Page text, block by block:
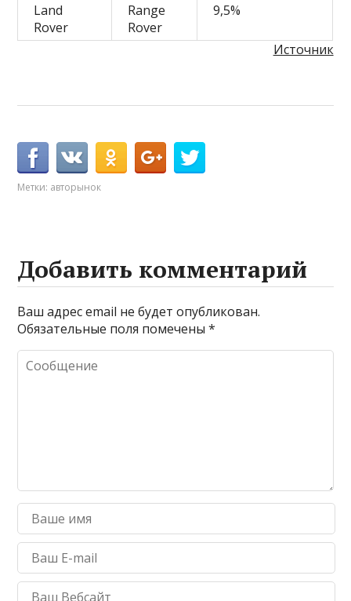
Land
Rover
Range
Rover
9,5%
Источник
Метки: авторынок
Добавить комментарий
Ваш адрес email не будет опубликован.
Обязательные поля помечены*